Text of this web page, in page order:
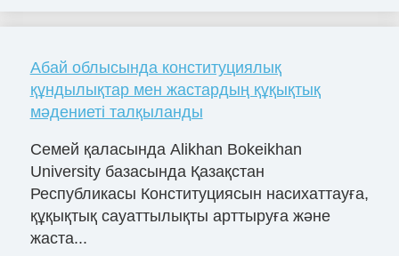
Абай облысында конституциялық
құндылықтар мен жастардың құқықтық
мәдениеті талқыланды
Семей қаласында Alikhan Bokeikhan
University базасында Қазақстан
Республикасы Конституциясын насихаттауға,
құқықтық сауаттылықты арттыруға және
жаста...